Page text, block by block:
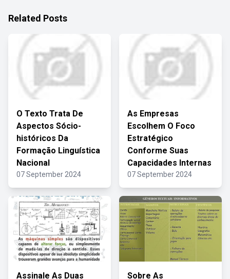
Related Posts
O Texto Trata De
Aspectos Sócio-
históricos Da
Formação Linguística
Nacional
07 September 2024
As Empresas
Escolhem O Foco
Estratégico
Conforme Suas
Capacidades Internas
07 September 2024
Assinale As Duas Sobre As